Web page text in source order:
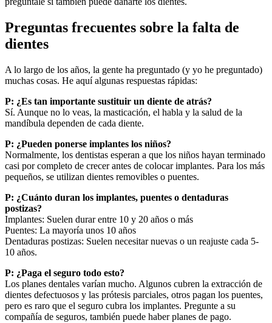
Preguntas frecuentes sobre la falta de
dientes
A lo largo de los años, la gente ha preguntado (y yo he preguntado)
muchas cosas. He aquí algunas respuestas rápidas:
P: ¿Es tan importante sustituir un diente de atrás?
Sí. Aunque no lo veas, la masticación, el habla y la salud de la
mandíbula dependen de cada diente.
P: ¿Pueden ponerse implantes los niños?
Normalmente, los dentistas esperan a que los niños hayan terminado
casi por completo de crecer antes de colocar implantes. Para los más
pequeños, se utilizan dientes removibles o puentes.
P: ¿Cuánto duran los implantes, puentes o dentaduras
postizas?
Implantes: Suelen durar entre 10 y 20 años o más
Puentes: La mayoría unos 10 años
Dentaduras postizas: Suelen necesitar nuevas o un reajuste cada 5-
10 años.
P: ¿Paga el seguro todo esto?
Los planes dentales varían mucho. Algunos cubren la extracción de
dientes defectuosos y las prótesis parciales, otros pagan los puentes,
pero es raro que el seguro cubra los implantes. Pregunte a su
compañía de seguros, también puede haber planes de pago.